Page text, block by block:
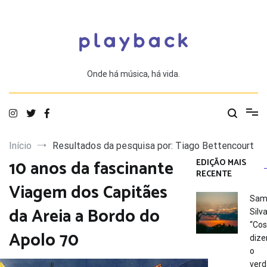
Onde há música, há vida.
Início Resultados da pesquisa por: Tiago Bettencourt
10 anos da fascinante
Viagem dos Capitães
da Areia a Bordo do
Apolo 70
EDIÇÃO MAIS
RECENTE
o